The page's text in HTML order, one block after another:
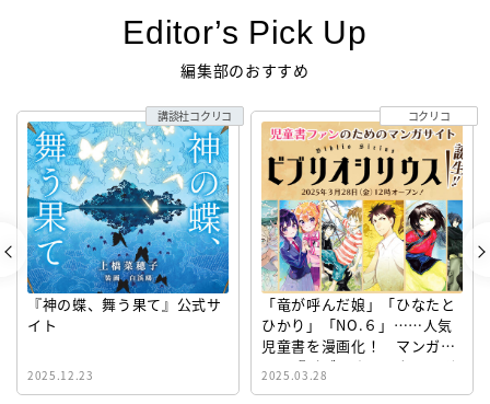
Editor’s Pick Up
編集部のおすすめ
『神の蝶、舞う果て』公式サ
イト
2025.12.23
講談社コクリコ
「竜が呼んだ娘」「ひなたと
ひかり」「NO.６」……人気
児童書を漫画化！ マンガサ
イト『ビブリオシリウス』誕
生！
2025.03.28
コクリコ